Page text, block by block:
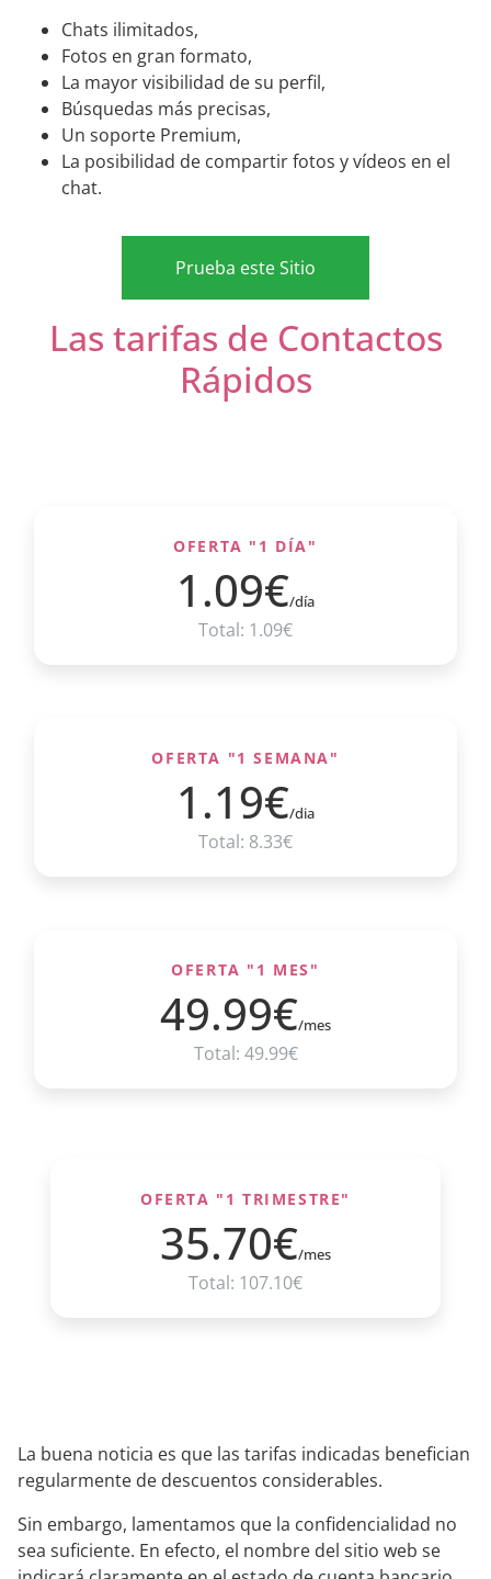
Chats ilimitados,
Fotos en gran formato,
La mayor visibilidad de su perfil,
Búsquedas más precisas,
Un soporte Premium,
La posibilidad de compartir fotos y vídeos en el
chat.
Prueba este Sitio
Las tarifas de Contactos
Rápidos
OFERTA "1 DÍA"
1.09€/día
Total: 1.09€
OFERTA "1 SEMANA"
1.19€/dia
Total: 8.33€
OFERTA "1 MES"
49.99€/mes
Total: 49.99€
OFERTA "1 TRIMESTRE"
35.70€/mes
Total: 107.10€
La buena noticia es que las tarifas indicadas benefician
regularmente de descuentos considerables.
Sin embargo, lamentamos que la confidencialidad no
sea suficiente. En efecto, el nombre del sitio web se